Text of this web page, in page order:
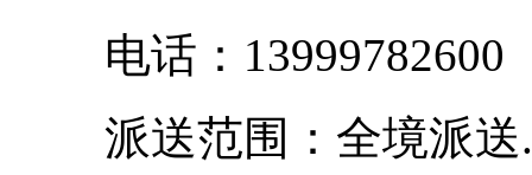
电话：13999782600
派送范围：全境派送